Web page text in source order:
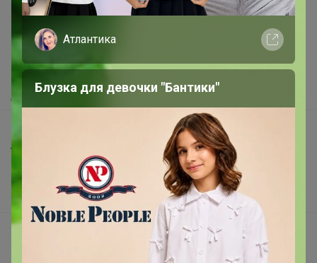
Как здесь все устроено?
Как сделать заказ?
Как получить?
Доставка
Торговые марки
Наша команда
В наличии
Атлантика
Блузка для девочки "Бантики"